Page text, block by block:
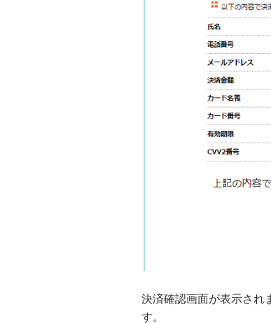
決済確認画面が表示され
す。